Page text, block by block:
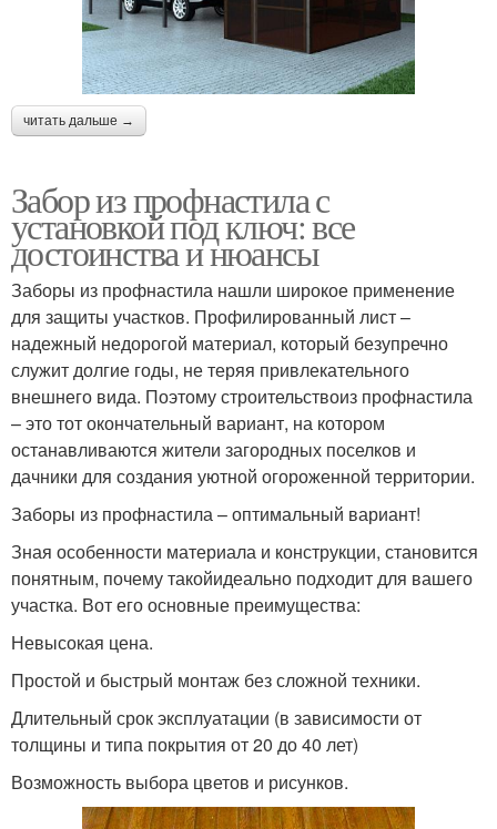
читать дальше →
Забор из профнастила с
установкой под ключ: все
достоинства и нюансы
Заборы из профнастила нашли широкое применение
для защиты участков. Профилированный лист –
надежный недорогой материал, который безупречно
служит долгие годы, не теряя привлекательного
внешнего вида. Поэтому строительствоиз профнастила
– это тот окончательный вариант, на котором
останавливаются жители загородных поселков и
дачники для создания уютной огороженной территории.
Заборы из профнастила – оптимальный вариант!
Зная особенности материала и конструкции, становится
понятным, почему такойидеально подходит для вашего
участка. Вот его основные преимущества:
Невысокая цена.
Простой и быстрый монтаж без сложной техники.
Длительный срок эксплуатации (в зависимости от
толщины и типа покрытия от 20 до 40 лет)
Возможность выбора цветов и рисунков.